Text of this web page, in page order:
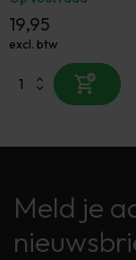
19,95
excl. btw
Meld je